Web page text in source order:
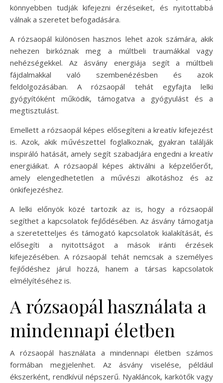
könnyebben tudják kifejezni érzéseiket, és nyitottabbá
válnak a szeretet befogadására.
A rózsaopál különösen hasznos lehet azok számára, akik
nehezen birkóznak meg a múltbeli traumákkal vagy
nehézségekkel. Az ásvány energiája segít a múltbeli
fájdalmakkal való szembenézésben és azok
feldolgozásában. A rózsaopál tehát egyfajta lelki
gyógyítóként működik, támogatva a gyógyulást és a
megtisztulást.
Emellett a rózsaopál képes elősegíteni a kreatív kifejezést
is. Azok, akik művészettel foglalkoznak, gyakran találják
inspiráló hatását, amely segít szabadjára engedni a kreatív
energiáikat. A rózsaopál képes aktiválni a képzelőerőt,
amely elengedhetetlen a művészi alkotáshoz és az
önkifejezéshez.
A lelki előnyök közé tartozik az is, hogy a rózsaopál
segíthet a kapcsolatok fejlődésében. Az ásvány támogatja
a szeretetteljes és támogató kapcsolatok kialakítását, és
elősegíti a nyitottságot a mások iránti érzések
kifejezésében. A rózsaopál tehát nemcsak a személyes
fejlődéshez járul hozzá, hanem a társas kapcsolatok
elmélyítéséhez is.
A rózsaopál használata a
mindennapi életben
A rózsaopál használata a mindennapi életben számos
formában megjelenhet. Az ásvány viselése, például
ékszerként, rendkívül népszerű. Nyakláncok, karkötők vagy